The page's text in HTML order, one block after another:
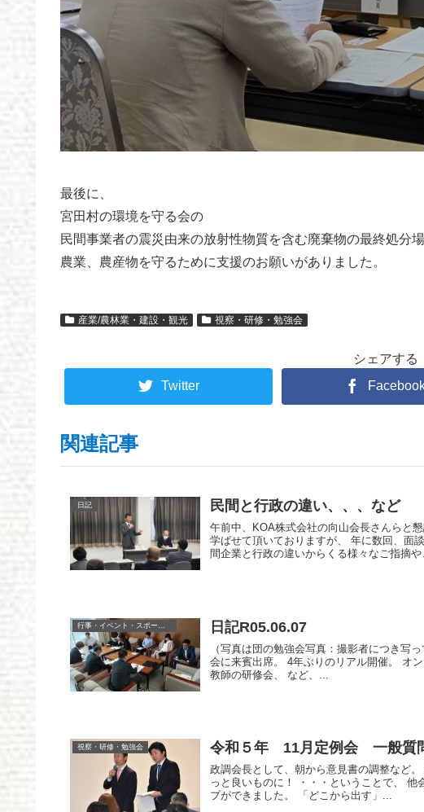
最後に、
宮田村の環境を守る会の
民間事業者の震災由来の放射性物質を含む廃棄物の最終処分
農業、農産物を守るために支援のお願いがありました。
産業/農林業・建設・観光 視察・研修・勉強会
シェアする
Twitter
関連記事
日記 民間と行政の違い、、、など
午前中、KOA株式会社の向山会長さんらと
学ばせて頂いておりますが、 年に数回、面
間企業と行政の違いからくる様々なご指摘
行事・イベント・スポーツ等 日記R05.06.07
（写真は団の勉強会写真：撮影者につき
会に来賓出席。 4年ぶりのリアル開催。 オ
教師の研修会、 など、...
視察・研修・勉強会 令和５年 11月定例会 一般質
政調会長として、朝から意見書の調整など
っと良いものに！ ・・・ということで、
プができました。 「どこから出す」...